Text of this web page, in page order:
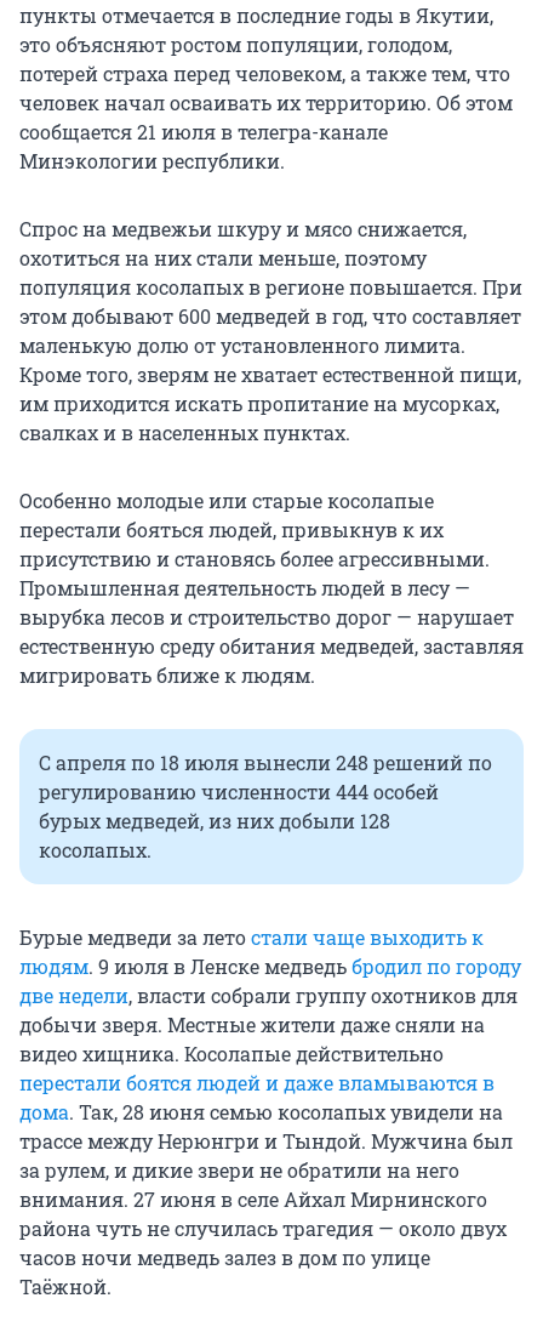
пункты отмечается в последние годы в Якутии,
это объясняют ростом популяции, голодом,
потерей страха перед человеком, а также тем, что
человек начал осваивать их территорию. Об этом
сообщается 21 июля в телегра-канале
Минэкологии республики.
Спрос на медвежьи шкуру и мясо снижается,
охотиться на них стали меньше, поэтому
популяция косолапых в регионе повышается. При
этом добывают 600 медведей в год, что составляет
маленькую долю от установленного лимита.
Кроме того, зверям не хватает естественной пищи,
им приходится искать пропитание на мусорках,
свалках и в населенных пунктах.
Особенно молодые или старые косолапые
перестали бояться людей, привыкнув к их
присутствию и становясь более агрессивными.
Промышленная деятельность людей в лесу —
вырубка лесов и строительство дорог — нарушает
естественную среду обитания медведей, заставляя
мигрировать ближе к людям.
С апреля по 18 июля вынесли 248 решений по
регулированию численности 444 особей
бурых медведей, из них добыли 128
косолапых.
Бурые медведи за летостали чаще выходить к
людям. 9 июля в Ленске медведьбродил по городу
две недели, власти собрали группу охотников для
добычи зверя. Местные жители даже сняли на
видео хищника. Косолапые действительно
перестали боятся людей и даже вламываются в
дома. Так, 28 июня семью косолапых увидели на
трассе между Нерюнгри и Тындой. Мужчина был
за рулем, и дикие звери не обратили на него
внимания. 27 июня в селе Айхал Мирнинского
района чуть не случилась трагедия — около двух
часов ночи медведь залез в дом по улице
Таёжной.